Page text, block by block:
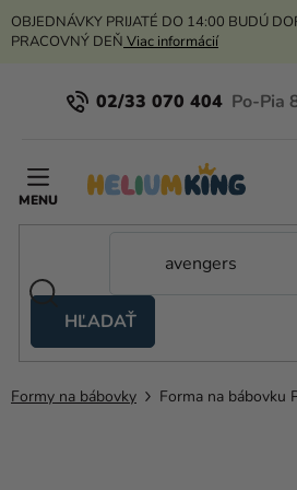
Prejsť
na
OBJEDNÁVKY PRIJATÉ DO 14:00 BUDÚ
PRACOVNÝ DEŇ Viac informácií
02/33 070 404
HĽADAŤ
stany
Kanekalon
Formy na bábovky Forma na bábovku